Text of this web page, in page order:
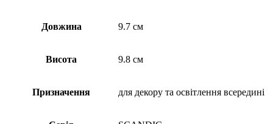
Довжина 9.7 см
Висота 9.8 см
Призначення для декору та освітлення всередині